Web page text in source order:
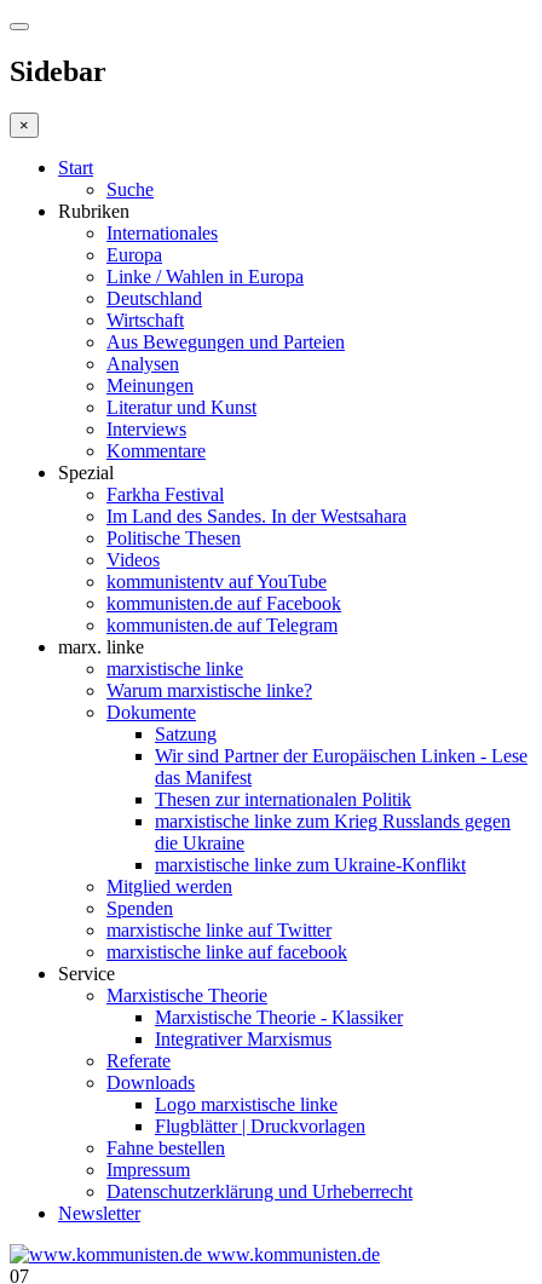
Sidebar
×
Start
Suche
Rubriken
Internationales
Europa
Linke / Wahlen in Europa
Deutschland
Wirtschaft
Aus Bewegungen und Parteien
Analysen
Meinungen
Literatur und Kunst
Interviews
Kommentare
Spezial
Farkha Festival
Im Land des Sandes. In der Westsahara
Politische Thesen
Videos
kommunistentv auf YouTube
kommunisten.de auf Facebook
kommunisten.de auf Telegram
marx. linke
marxistische linke
Warum marxistische linke?
Dokumente
Satzung
Wir sind Partner der Europäischen Linken - Lese
das Manifest
Thesen zur internationalen Politik
marxistische linke zum Krieg Russlands gegen
die Ukraine
marxistische linke zum Ukraine-Konflikt
Mitglied werden
Spenden
marxistische linke auf Twitter
marxistische linke auf facebook
Service
Marxistische Theorie
Marxistische Theorie - Klassiker
Integrativer Marxismus
Referate
Downloads
Logo marxistische linke
Flugblätter | Druckvorlagen
Fahne bestellen
Impressum
Datenschutzerklärung und Urheberrecht
Newsletter
www.kommunisten.de
07